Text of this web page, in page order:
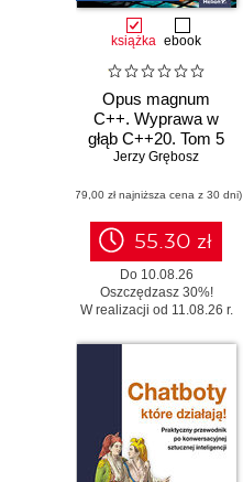
książka ebook
Opus magnum
C++. Wyprawa w
głąb C++20. Tom 5
Jerzy Grębosz
(79,00 zł najniższa cena z 30 dni)
55.30 zł
Do 10.08.26
Oszczędzasz 30%!
W realizacji od 11.08.26 r.